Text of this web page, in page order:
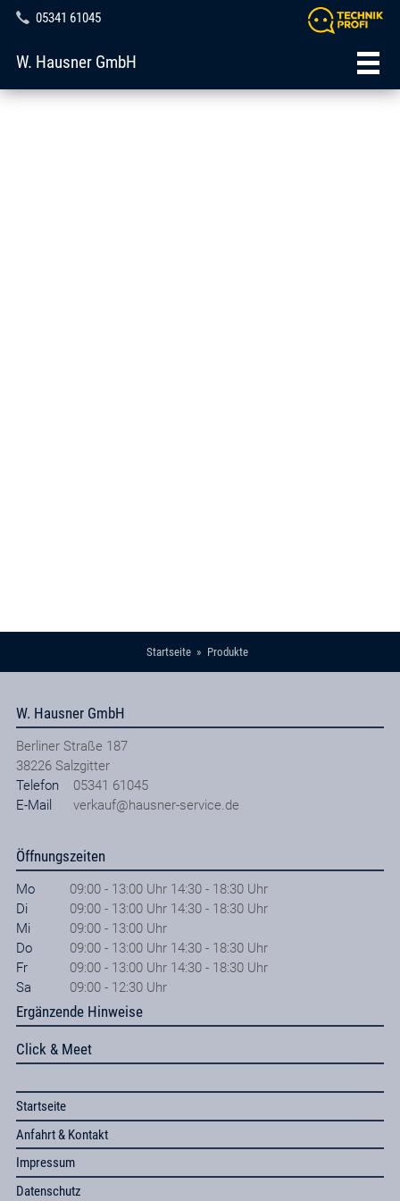
05341 61045
W. Hausner GmbH
Startseite Produkte
W. Hausner GmbH
Berliner Straße 187
38226 Salzgitter
Telefon
05341 61045
E-Mail
verkauf@hausner-service.de
Öffnungszeiten
Mo
09:00 - 13:00 Uhr 14:30 - 18:30 Uhr
Di
09:00 - 13:00 Uhr 14:30 - 18:30 Uhr
Mi
09:00 - 13:00 Uhr
Do
09:00 - 13:00 Uhr 14:30 - 18:30 Uhr
Fr
09:00 - 13:00 Uhr 14:30 - 18:30 Uhr
Sa
09:00 - 12:30 Uhr
Ergänzende Hinweise
Click & Meet
Startseite
Anfahrt & Kontakt
Impressum
Datenschutz